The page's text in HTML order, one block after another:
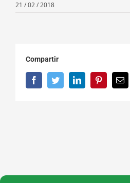
21 / 02 / 2018
Compartir
FacebookTwitterLinkedInPinterest